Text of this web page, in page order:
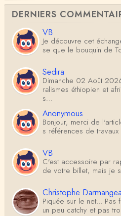
DERNIERS
VB
Je découvre cet
se que le bouquin de
Sedira
Dimanche 02 Août
ralismes éthiopien et
s…
Anonymous
Bonjour, merci de
s références de
VB
C'est accessoire par
de votre billet, mais je
Christophe
Piquée sur le net...
un peu catchy et pas